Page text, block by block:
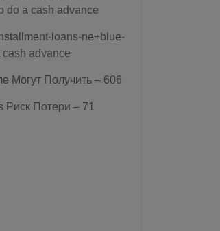
do a cash advance
loans-ne+blue-
advance
Могут Получить – 606
Риск Потери – 71